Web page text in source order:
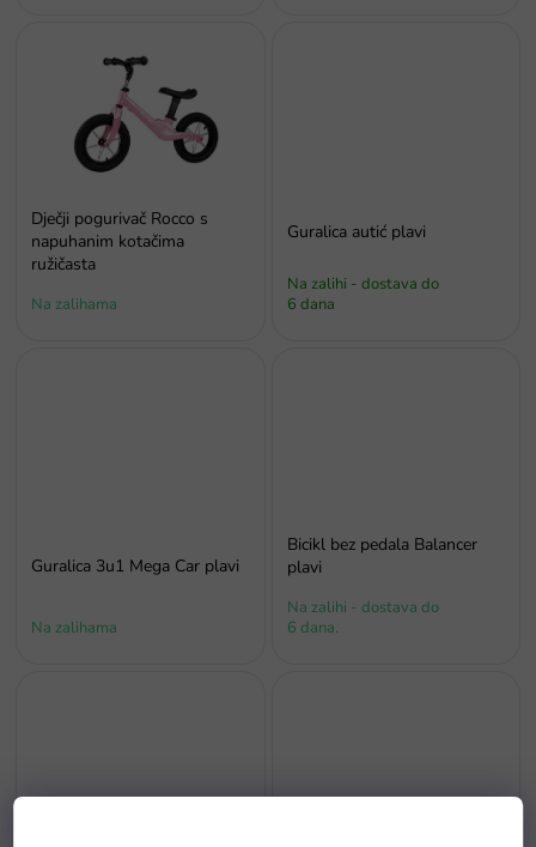
Dječji pogurivač Rocco s
napuhanim kotačima
ružičasta
Na zalihama
Guralica autić plavi
Na zalihi - dostava do
6 dana
Guralica 3u1 Mega Car plavi
Na zalihama
Bicikl bez pedala Balancer
plavi
Na zalihi - dostava do
6 dana.